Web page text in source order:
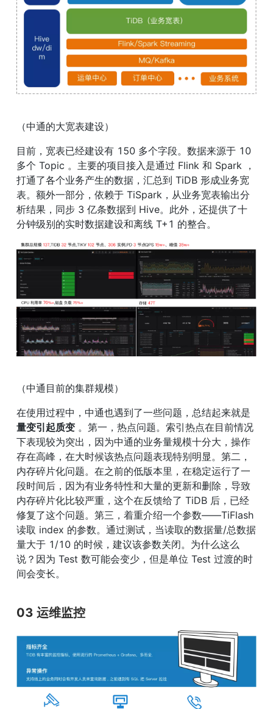
（中通的大宽表建设）
目前，宽表已经建设有 150 多个字段。数据来源于 10
多个 Topic 。主要的项目接入是通过 Flink 和 Spark ，
打通了各个业务产生的数据，汇总到 TiDB 形成业务宽
表。额外一部分，依赖于 TiSpark，从业务宽表输出分
析结果，同步 3 亿条数据到 Hive。此外，还提供了十
分钟级别的实时数据建设和离线 T+1 的整合。
（中通目前的集群规模）
量变引起质变 。第一，热点问题。索引热点在目前情况
下表现较为突出，因为中通的业务量规模十分大，操作
存在高峰，在大时候该热点问题表现特别明显。第二，
内存碎片化问题。在之前的低版本里，在稳定运行了一
段时间后，因为有业务特性和大量的更新和删除，导致
内存碎片化比较严重，这个在反馈给了 TiDB 后，已经
修复了这个问题。第三，着重介绍一个参数——TiFlash
读取 index 的参数。通过测试，当读取的数据量/总数据
量大于 1/10 的时候，建议该参数关闭。为什么这么
说？因为 Test 数可能会变少，但是单位 Test 过渡的时
间会变长。
03 运维监控